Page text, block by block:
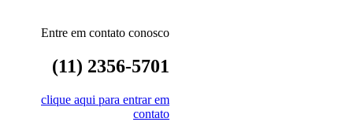
Entre em contato conosco
(11) 2356-5701
clique aqui para entrar em
contato